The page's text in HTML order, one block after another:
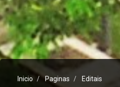
Inicio Paginas Editais